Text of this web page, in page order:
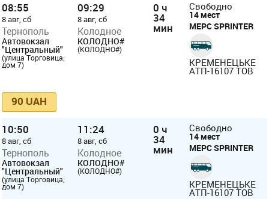
08:55
8 авг, сб
Тернополь
Автовокзал
"Центральный"
(улица Торговица;
дом 7)
09:29
8 авг, сб
Колодное
КОЛОДНО#
(КОЛОДНО#)
0 ч
34
мин
Свободно
14 мест
МЕРС SPRINTER
КРЕМЕНЕЦЬКЕ
АТП-16107 ТОВ
90 UAH
10:50
8 авг, сб
Тернополь
Автовокзал
"Центральный"
(улица Торговица;
дом 7)
11:24
8 авг, сб
Колодное
КОЛОДНО#
(КОЛОДНО#)
0 ч
34
мин
Свободно
14 мест
МЕРС SPRINTER
КРЕМЕНЕЦЬКЕ
АТП-16107 ТОВ